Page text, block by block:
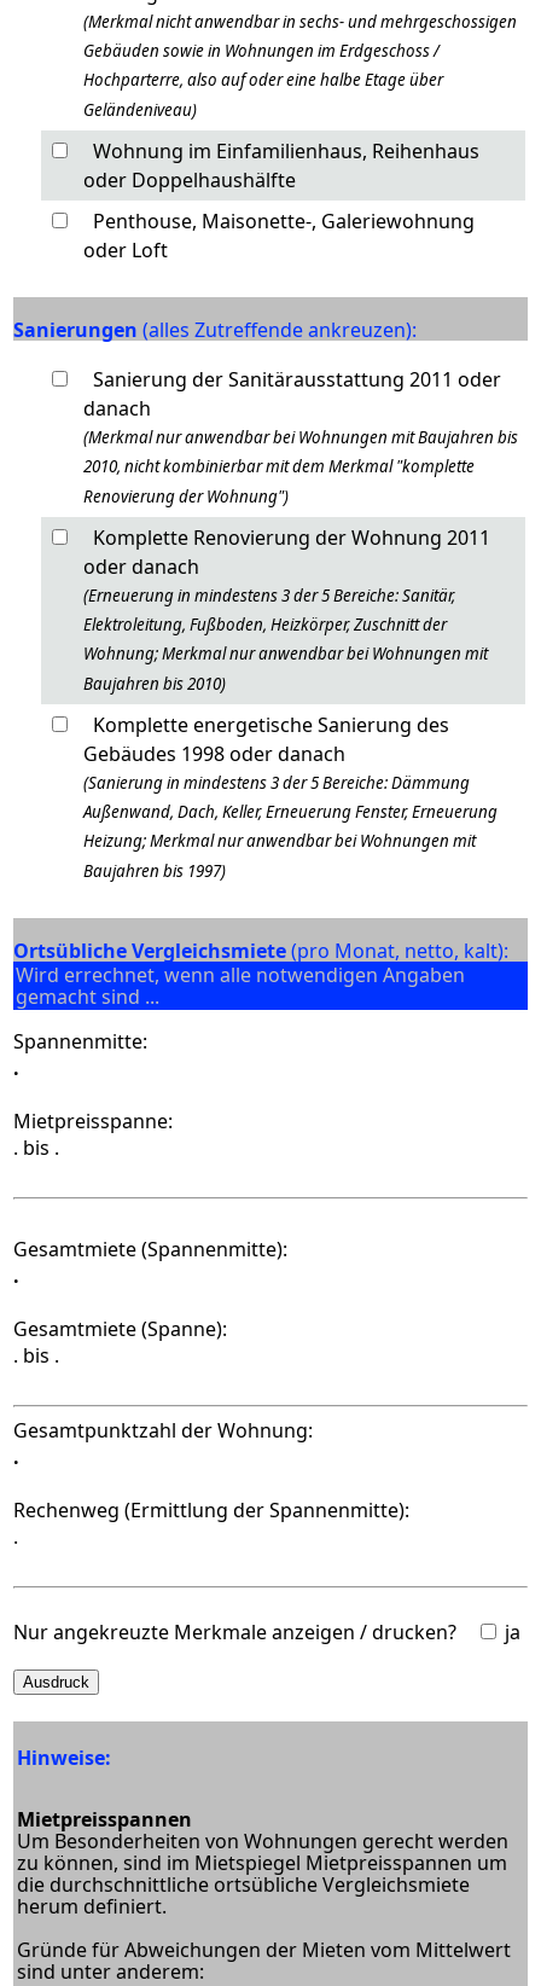
(Merkmal nicht anwendbar in sechs- und mehrgeschossigen
Gebäuden sowie in Wohnungen im Erdgeschoss /
Hochparterre, also auf oder eine halbe Etage über
Geländeniveau)
Wohnung im Einfamilienhaus, Reihenhaus
oder Doppelhaushälfte
Penthouse, Maisonette-, Galeriewohnung
oder Loft
Sanierungen (alles Zutreffende ankreuzen):
Sanierung der Sanitärausstattung 2011 oder
danach
(Merkmal nur anwendbar bei Wohnungen mit Baujahren bis
2010, nicht kombinierbar mit dem Merkmal "komplette
Renovierung der Wohnung")
Komplette Renovierung der Wohnung 2011
oder danach
(Erneuerung in mindestens 3 der 5 Bereiche: Sanitär,
Elektroleitung, Fußboden, Heizkörper, Zuschnitt der
Wohnung; Merkmal nur anwendbar bei Wohnungen mit
Baujahren bis 2010)
Komplette energetische Sanierung des
Gebäudes 1998 oder danach
(Sanierung in mindestens 3 der 5 Bereiche: Dämmung
Außenwand, Dach, Keller, Erneuerung Fenster, Erneuerung
Heizung; Merkmal nur anwendbar bei Wohnungen mit
Baujahren bis 1997)
Ortsübliche Vergleichsmiete(pro Monat, netto, kalt):
Wird errechnet, wenn alle notwendigen Angaben
gemacht sind ...
Spannenmitte:
.
Mietpreisspanne:
. bis .
Gesamtmiete (Spannenmitte):
.
Gesamtmiete (Spanne):
. bis .
Gesamtpunktzahl der Wohnung:
.
Rechenweg (Ermittlung der Spannenmitte):
.
Nur angekreuzte Merkmale anzeigen / drucken? ja
Hinweise:
Mietpreisspannen
Um Besonderheiten von Wohnungen gerecht werden
zu können, sind im Mietspiegel Mietpreisspannen um
die durchschnittliche ortsübliche Vergleichsmiete
herum definiert.
Gründe für Abweichungen der Mieten vom Mittelwert
sind unter anderem: